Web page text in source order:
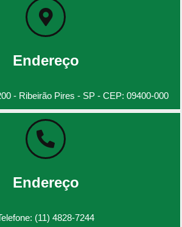
Endereço
- Ribeirão Pires - SP - CEP: 09400-000
Endereço
(11) 4828-7244